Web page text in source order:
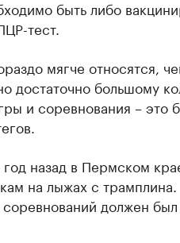
быть либо
тест.
мягче относятся,
достаточно большому
и соревнования – это
год назад в Пермском
на лыжах с трамплина.
должен